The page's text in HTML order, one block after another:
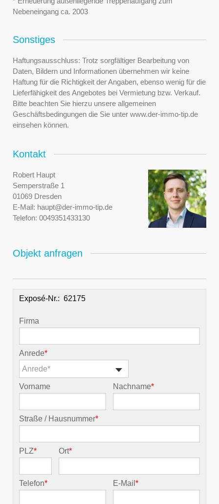
Nebeneingang ca. 2003
Sonstiges
Haftungsausschluss: Trotz sorgfältiger Bearbeitung von
Daten, Bildern und Informationen übernehmen wir keine
Haftung für die Richtigkeit der Angaben, ebenso wenig für die
Lieferfähigkeit des Angebotes bei Vermietung bzw. Verkauf.
Bitte beachten Sie hierzu unsere allgemeinen
Geschäftsbedingungen die Sie unter www.der-immo-tip.de
einsehen können.
Kontakt
Robert Haupt
Semperstraße 1
01069 Dresden
E-Mail: haupt@der-immo-tip.de
Telefon: 0049351433130
Objekt anfragen
Exposé-Nr.:
Firma
Anrede*
Anrede*
Vorname Nachname*
Straße / Hausnummer*
PLZ* Ort*
Telefon* E-Mail*